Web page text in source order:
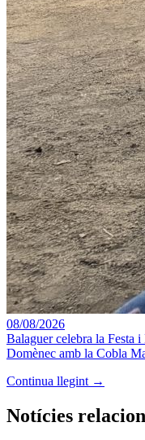
08/08/2026
Balaguer celebra la Festa
Domènec amb la Cobla
Continua llegint →
Notícies